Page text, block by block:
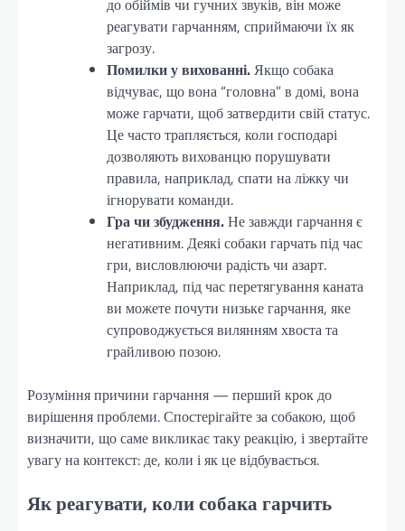
до обіймів чи гучних звуків, він може
реагувати гарчанням, сприймаючи їх як
загрозу.
Помилки у вихованні.Якщо собака
відчуває, що вона “головна” в домі, вона
може гарчати, щоб затвердити свій статус.
Це часто трапляється, коли господарі
дозволяють вихованцю порушувати
правила, наприклад, спати на ліжку чи
ігнорувати команди.
Гра чи збудження.Не завжди гарчання є
негативним. Деякі собаки гарчать під час
гри, висловлюючи радість чи азарт.
Наприклад, під час перетягування каната
ви можете почути низьке гарчання, яке
супроводжується вилянням хвоста та
грайливою позою.
Розуміння причини гарчання — перший крок до
вирішення проблеми. Спостерігайте за собакою, щоб
визначити, що саме викликає таку реакцію, і звертайте
увагу на контекст: де, коли і як це відбувається.
Як реагувати, коли собака гарчить